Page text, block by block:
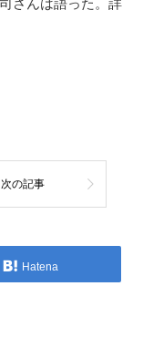
さんは語った。詳
次の記事
Hatena